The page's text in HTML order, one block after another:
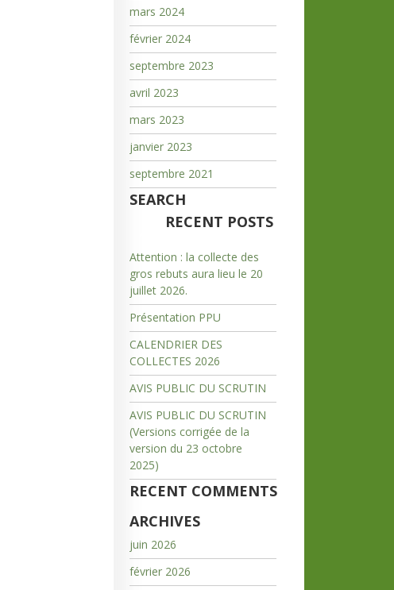
mars 2024
février 2024
septembre 2023
avril 2023
mars 2023
janvier 2023
septembre 2021
SEARCH
RECENT POSTS
Attention : la collecte des
gros rebuts aura lieu le 20
juillet 2026.
Présentation PPU
CALENDRIER DES
COLLECTES 2026
AVIS PUBLIC DU SCRUTIN
AVIS PUBLIC DU SCRUTIN
(Versions corrigée de la
version du 23 octobre
2025)
RECENT COMMENTS
ARCHIVES
juin 2026
février 2026